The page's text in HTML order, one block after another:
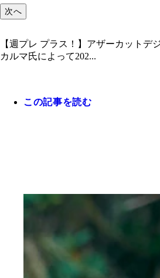
呂布カルマ氏と杉作J太
次へ
【週プレ プラス！】アザーカット
カルマ氏によって202...
この記事を読む